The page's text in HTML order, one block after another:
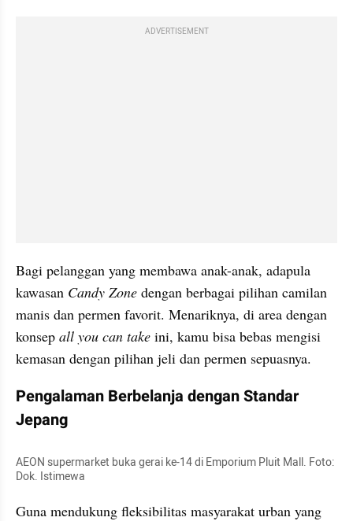
ADVERTISEMENT
Bagi pelanggan yang membawa anak-anak, adapula
kawasan Candy Zone dengan berbagai pilihan camilan
manis dan permen favorit. Menariknya, di area dengan
konsep all you can take ini, kamu bisa bebas mengisi
kemasan dengan pilihan jeli dan permen sepuasnya.
Pengalaman Berbelanja dengan Standar
Jepang
AEON supermarket buka gerai ke-14 di Emporium Pluit Mall. Foto:
Dok. Istimewa
Guna mendukung fleksibilitas masyarakat urban yang